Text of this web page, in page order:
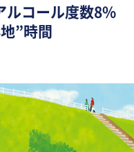
ルコール度数8%
”時間